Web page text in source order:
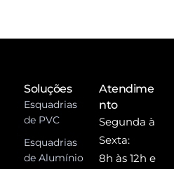
Soluções
Esquadrias
de PVC
Esquadrias
de Alumínio
Atendime
nto
Segunda à
Sexta:
8h às 12h e